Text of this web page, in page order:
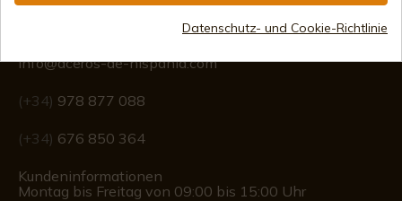
Information
info@aceros-de-hispania.com
(+34) 978 877 088
(+34) 676 850 364
Kundeninformationen
Montag bis Freitag von 09:00 bis 15:00 Uhr
Datenschutz- und Cookie-Richtlinie